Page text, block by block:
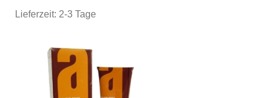
Lieferzeit: 2-3 Tage